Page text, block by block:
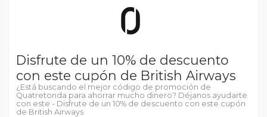
Disfrute de un 10% de descuento
con este cupón de British Airways
¿Está buscando el mejor código de promoción de
Quatretonda para ahorrar mucho dinero? Déjanos ayudarte
con este - Disfrute de un 10% de descuento con este cupón
de British Airways